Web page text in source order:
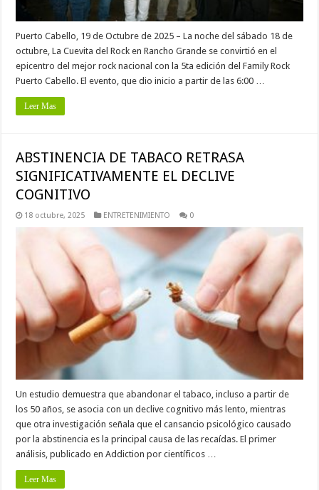
Puerto Cabello, 19 de Octubre de 2025 – La noche del sábado 18 de
octubre, La Cuevita del Rock en Rancho Grande se convirtió en el
epicentro del mejor rock nacional con la 5ta edición del Family Rock
Puerto Cabello. El evento, que dio inicio a partir de las 6:00 …
Leer Mas
ABSTINENCIA DE TABACO RETRASA
SIGNIFICATIVAMENTE EL DECLIVE
COGNITIVO
18 octubre, 2025 ENTRETENIMIENTO 0
Un estudio demuestra que abandonar el tabaco, incluso a partir de
los 50 años, se asocia con un declive cognitivo más lento, mientras
que otra investigación señala que el cansancio psicológico causado
por la abstinencia es la principal causa de las recaídas. El primer
análisis, publicado en Addiction por científicos …
Leer Mas